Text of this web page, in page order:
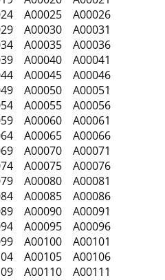
A00025 A00026
A00030 A00031
A00035 A00036
A00040 A00041
A00045 A00046
A00050 A00051
A00055 A00056
A00060 A00061
A00065 A00066
A00070 A00071
A00075 A00076
A00080 A00081
A00085 A00086
A00090 A00091
A00095 A00096
A00100 A00101
A00105 A00106
A00110 A00111